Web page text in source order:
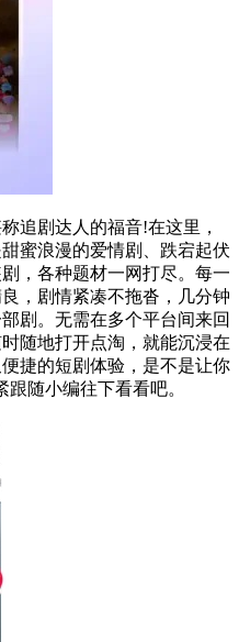
追剧达人的福音!在这里，
蜜浪漫的爱情剧、跌宕起伏
，各种题材一网打尽。每一
，剧情紧凑不拖沓，几分钟
剧。无需在多个平台间来回
随地打开点淘，就能沉浸在
捷的短剧体验，是不是让你
随小编往下看看吧。